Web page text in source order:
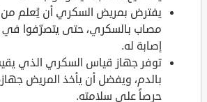
يفترض بمريض السكري أن يُعلم من
مصاب بالسكري، حتى يتصرّفوا
إصابة له.
توفر جهاز قياس السكري الذي
بالدم، ويفضل أن يأخذ المريض
حرصاً على سلامته.